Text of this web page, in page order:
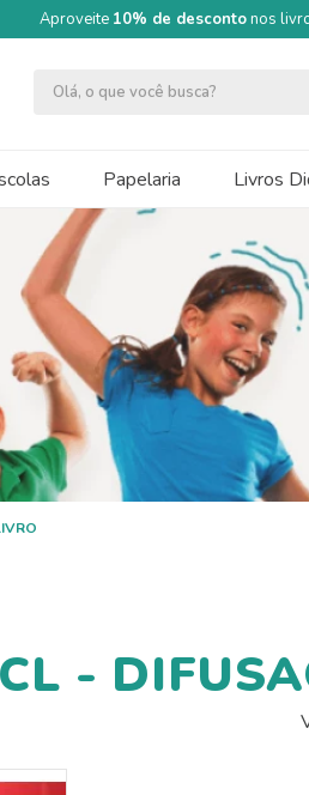
Aproveite 10% de descontonos
Olá, o que você busca?
Papelaria Livros
-
soft 500g
240g 50x70